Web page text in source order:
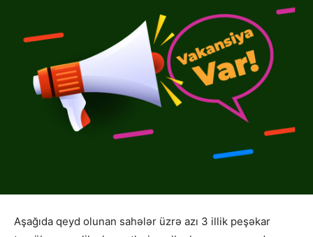
Aşağıda qeyd olunan sahələr üzrə azı 3 illik peşəkar